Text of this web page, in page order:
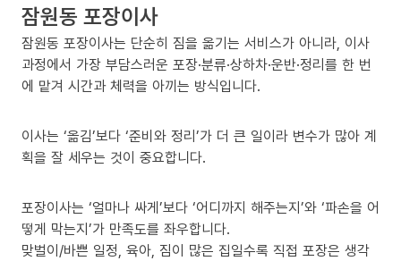
잠원동 포장이사
잠원동 포장이사는 단순히 짐을 옮기는 서비스가 아니라, 이사
과정에서 가장 부담스러운 포장·분류·상하차·운반·정리를 한 번
에 맡겨 시간과 체력을 아끼는 방식입니다.
이사는 ‘옮김’보다 ‘준비와 정리’가 더 큰 일이라 변수가 많아 계
획을 잘 세우는 것이 중요합니다.
포장이사는 ‘얼마나 싸게’보다 ‘어디까지 해주는지’와 ‘파손을 어
떻게 막는지’가 만족도를 좌우합니다.
맞벌이/바쁜 일정, 육아, 짐이 많은 집일수록 직접 포장은 생각